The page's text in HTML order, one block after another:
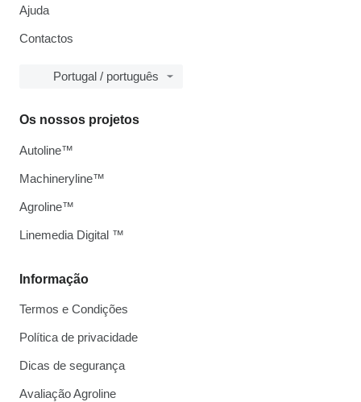
Ajuda
Contactos
Portugal / português
Informação
Termos e Condições
Política de privacidade
Dicas de segurança
Avaliação Agroline
Os nossos projetos
Autoline™
Machineryline™
Agroline™
Linemedia Digital ™